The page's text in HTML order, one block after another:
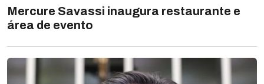
Mercure Savassi inaugura restaurante e
área de evento